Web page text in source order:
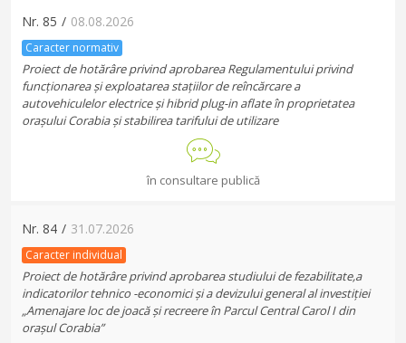
Nr. 85 / 08.08.2026
Caracter normativ
Proiect de hotărâre privind aprobarea Regulamentului privind
funcționarea și exploatarea stațiilor de reîncărcare a
autovehiculelor electrice și hibrid plug-in aflate în proprietatea
orașului Corabia și stabilirea tarifului de utilizare
în consultare publică
Nr. 84 / 31.07.2026
Caracter individual
Proiect de hotărâre privind aprobarea studiului de fezabilitate,a
indicatorilor tehnico -economici și a devizului general al investiției
„Amenajare loc de joacă și recreere în Parcul Central Carol I din
orașul Corabia”